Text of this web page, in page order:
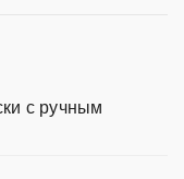
с ручным